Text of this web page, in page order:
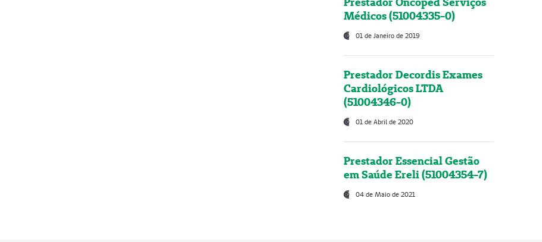
Médicos (51004335-0)
01 de Janeiro de 2019
Prestador Decordis Exames
Cardiológicos LTDA
(51004346-0)
01 de Abril de 2020
Prestador Essencial Gestão
em Saúde Ereli (51004354-7)
04 de Maio de 2021